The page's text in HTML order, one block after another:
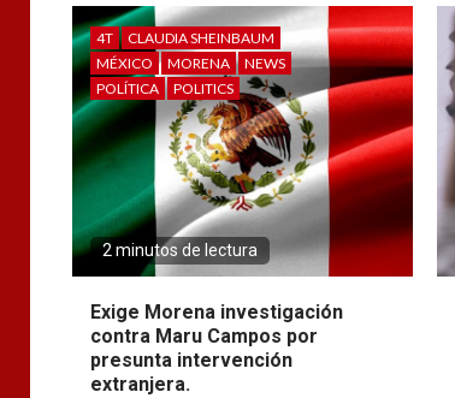
4T
CLAUDIA SHEINBAUM
MÉXICO
MORENA
NEWS
POLÍTICA
POLITICS
2 minutos de lectura
Exige Morena investigación
contra Maru Campos por
presunta intervención
extranjera.